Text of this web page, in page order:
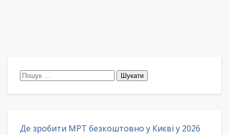
Пошук:
Де зробити МРТ безкоштовно у Києві у 2026